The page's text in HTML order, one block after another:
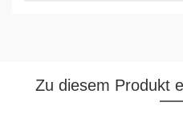
Zu diesem Produkt